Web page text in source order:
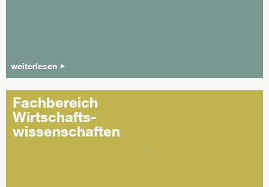
weiterlesen
Fachbereich
Wirtschafts-
wissenschaften